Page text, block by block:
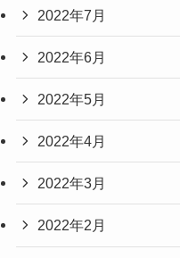
2022年7月
2022年6月
2022年5月
2022年4月
2022年3月
2022年2月